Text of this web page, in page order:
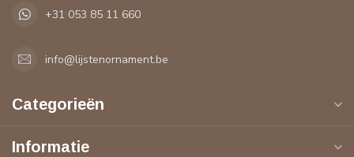
+31 053 85 11 660
info@lijstenornament.be
Categorieën
Informatie